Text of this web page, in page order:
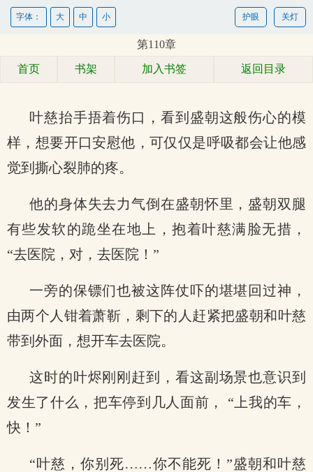
关灯
护眼
字体： 大 中 小
第110章
首页 书架 加入书签 返回目录
叶慈抬手捂着伤口，看到盛朝这般伤心的模
样，想要开口安慰他，可仅仅是呼吸都会让他感
觉到撕心裂肺的疼。
他的身体失去力气倒在盛朝怀里，盛朝双腿
有些发软的跪坐在地上，抱着叶慈满脸无措，
“去医院，对，去医院！”
一旁的保镖们也被这阵仗吓的堪堪回过神，
由两个人钳着萧靳，剩下的人赶紧把盛朝和叶慈
带到外面，想开车去医院。
这时的叶烬刚刚赶到，看这副场景也意识到
发生了什么，把车停到几人面前， “上我的车，
快！”
“叶慈，你别死……你不能死！”盛朝和叶慈